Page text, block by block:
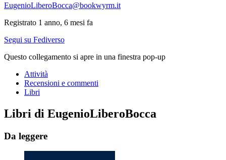
EugenioLiberoBocca@bookwyrm.it
Registrato 1 anno, 6 mesi fa
Segui su Fediverso
Questo collegamento si apre in una finestra pop-up
Attività
Recensioni e commenti
Libri
Libri di EugenioLiberoBocca
Da leggere